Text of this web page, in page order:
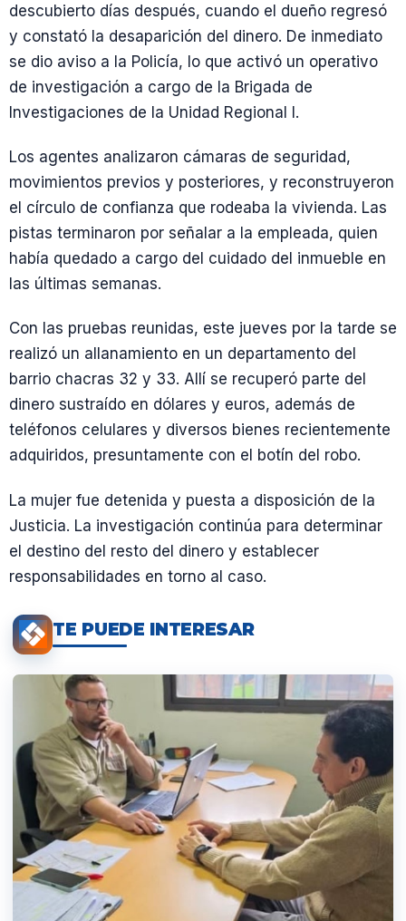
descubierto días después, cuando el dueño regresó
y constató la desaparición del dinero. De inmediato
se dio aviso a la Policía, lo que activó un operativo
de investigación a cargo de la Brigada de
Investigaciones de la Unidad Regional I.
Los agentes analizaron cámaras de seguridad,
movimientos previos y posteriores, y reconstruyeron
el círculo de confianza que rodeaba la vivienda. Las
pistas terminaron por señalar a la empleada, quien
había quedado a cargo del cuidado del inmueble en
las últimas semanas.
Con las pruebas reunidas, este jueves por la tarde se
realizó un allanamiento en un departamento del
barrio chacras 32 y 33. Allí se recuperó parte del
dinero sustraído en dólares y euros, además de
teléfonos celulares y diversos bienes recientemente
adquiridos, presuntamente con el botín del robo.
La mujer fue detenida y puesta a disposición de la
Justicia. La investigación continúa para determinar
el destino del resto del dinero y establecer
responsabilidades en torno al caso.
TE PUEDE INTERESAR